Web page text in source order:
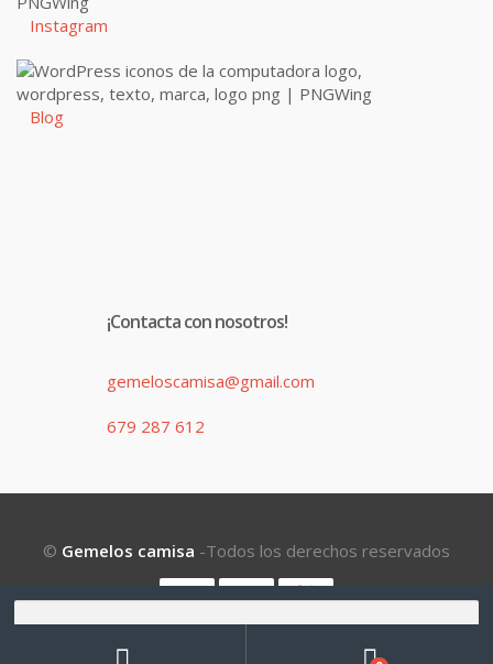
Instagram
Blog
¡Contacta con nosotros!
gemeloscamisa@gmail.com
679 287 612
© Gemelos camisa -Todos los derechos reservados
Buscar
por: